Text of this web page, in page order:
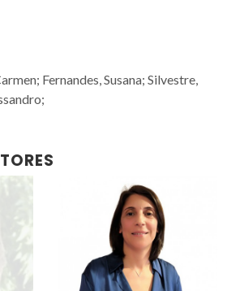
Fernandes, Susana; Silvestre,